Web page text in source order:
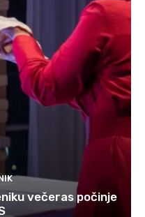
večeras počinje